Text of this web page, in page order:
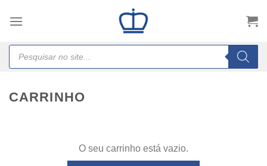
Products
search
CARRINHO
O seu carrinho está vazio.